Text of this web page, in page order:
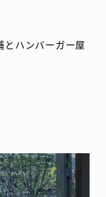
ハンバーガー屋